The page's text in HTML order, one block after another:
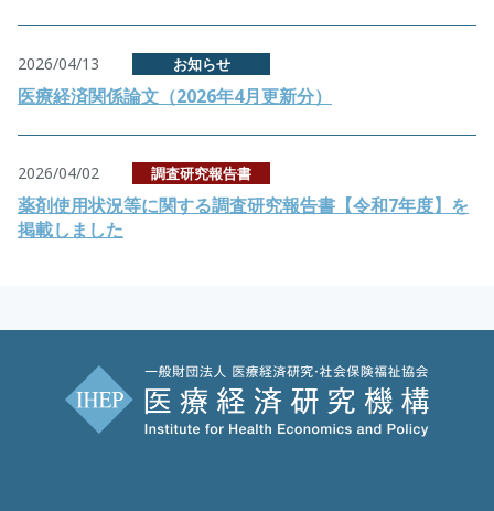
2026/04/13 お知らせ
医療経済関係論文（2026年4月更新分）
2026/04/02 調査研究報告書
薬剤使用状況等に関する調査研究報告書【令和7年度】を
掲載しました